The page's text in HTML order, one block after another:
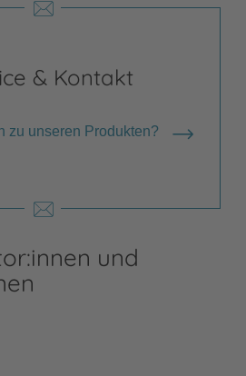
& Kontakt
zu unseren Produkten?
und